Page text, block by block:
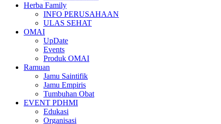
Herba Family
INFO PERUSAHAAN
ULAS SEHAT
OMAI
UpDate
Events
Produk OMAI
Ramuan
Jamu Saintifik
Jamu Empiris
Tumbuhan Obat
EVENT PDHMI
Edukasi
Organisasi